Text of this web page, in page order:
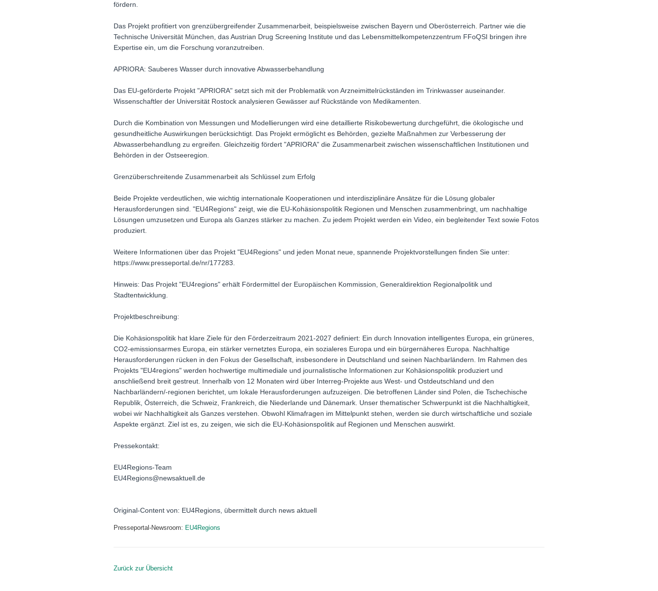
fördern.
Das Projekt profitiert von grenzübergreifender Zusammenarbeit, beispielsweise zwischen Bayern und Oberösterreich. Partner wie die
Technische Universität München, das Austrian Drug Screening Institute und das Lebensmittelkompetenzzentrum FFoQSI bringen ihre
Expertise ein, um die Forschung voranzutreiben.
APRIORA: Sauberes Wasser durch innovative Abwasserbehandlung
Das EU-geförderte Projekt "APRIORA" setzt sich mit der Problematik von Arzneimittelrückständen im Trinkwasser auseinander.
Wissenschaftler der Universität Rostock analysieren Gewässer auf Rückstände von Medikamenten.
Durch die Kombination von Messungen und Modellierungen wird eine detaillierte Risikobewertung durchgeführt, die ökologische und
gesundheitliche Auswirkungen berücksichtigt. Das Projekt ermöglicht es Behörden, gezielte Maßnahmen zur Verbesserung der
Abwasserbehandlung zu ergreifen. Gleichzeitig fördert "APRIORA" die Zusammenarbeit zwischen wissenschaftlichen Institutionen und
Behörden in der Ostseeregion.
Grenzüberschreitende Zusammenarbeit als Schlüssel zum Erfolg
Beide Projekte verdeutlichen, wie wichtig internationale Kooperationen und interdisziplinäre Ansätze für die Lösung globaler
Herausforderungen sind. "EU4Regions" zeigt, wie die EU-Kohäsionspolitik Regionen und Menschen zusammenbringt, um nachhaltige
Lösungen umzusetzen und Europa als Ganzes stärker zu machen. Zu jedem Projekt werden ein Video, ein begleitender Text sowie Fotos
produziert.
Weitere Informationen über das Projekt "EU4Regions" und jeden Monat neue, spannende Projektvorstellungen finden Sie unter:
https://www.presseportal.de/nr/177283.
Hinweis: Das Projekt "EU4regions" erhält Fördermittel der Europäischen Kommission, Generaldirektion Regionalpolitik und
Stadtentwicklung.
Projektbeschreibung:
Die Kohäsionspolitik hat klare Ziele für den Förderzeitraum 2021-2027 definiert: Ein durch Innovation intelligentes Europa, ein grüneres,
CO2-emissionsarmes Europa, ein stärker vernetztes Europa, ein sozialeres Europa und ein bürgernäheres Europa. Nachhaltige
Herausforderungen rücken in den Fokus der Gesellschaft, insbesondere in Deutschland und seinen Nachbarländern. Im Rahmen des
Projekts "EU4regions" werden hochwertige multimediale und journalistische Informationen zur Kohäsionspolitik produziert und
anschließend breit gestreut. Innerhalb von 12 Monaten wird über Interreg-Projekte aus West- und Ostdeutschland und den
Nachbarländern/-regionen berichtet, um lokale Herausforderungen aufzuzeigen. Die betroffenen Länder sind Polen, die Tschechische
Republik, Österreich, die Schweiz, Frankreich, die Niederlande und Dänemark. Unser thematischer Schwerpunkt ist die Nachhaltigkeit,
wobei wir Nachhaltigkeit als Ganzes verstehen. Obwohl Klimafragen im Mittelpunkt stehen, werden sie durch wirtschaftliche und soziale
Aspekte ergänzt. Ziel ist es, zu zeigen, wie sich die EU-Kohäsionspolitik auf Regionen und Menschen auswirkt.
Pressekontakt:
EU4Regions-Team
EU4Regions@newsaktuell.de
Original-Content von: EU4Regions, übermittelt durch news aktuell
Presseportal-Newsroom: EU4Regions
Zurück zur Übersicht